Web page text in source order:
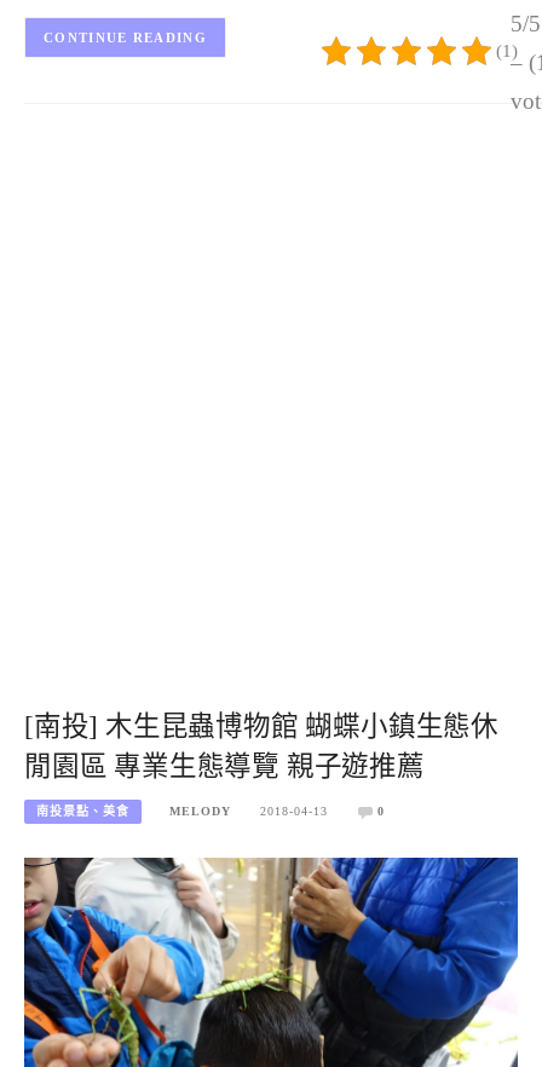
5/5
–
(1)
CONTINUE READING
[南投] 木生昆蟲博物館 蝴蝶小鎮生態休
閒園區 專業生態導覽 親子遊推薦
南投景點、美食 MELODY 2018-04-13 0